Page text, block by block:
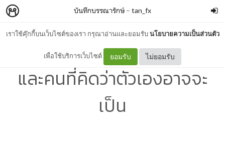
เราใช้คุ๊กกี้บนเว็บไซต์ของเรา กรุณาอ่านและยอมรับนโยบายความเป็นส่วนตัว
เพื่อใช้บริการเว็บไซต์ ยอมรับ ไม่ยอมรับ
บันทึกบรรณารักษ์ – tan_fx
แด่ผู้ป่วยโรคซึมเศร้า ไบโพล่าร์
และคนที่คิดว่าตัวเองอาจจะ
เป็น